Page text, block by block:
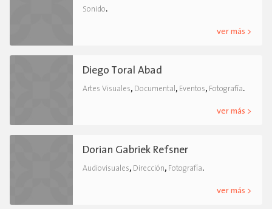
Sonido.
ver más >
Diego Toral Abad
Artes Visuales, Documental , Eventos, Fotografía.
ver más >
Dorian Gabriek Refsner
Audiovisuales, Dirección, Fotografía.
ver más >